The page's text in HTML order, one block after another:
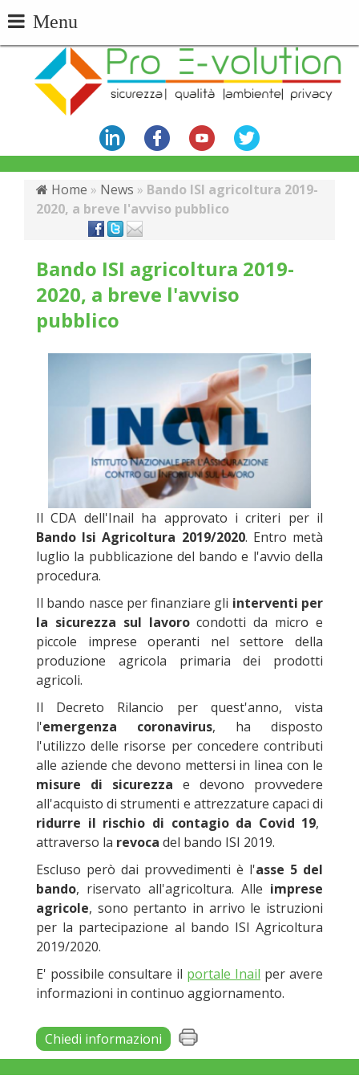
Menu
Home » News » Bando ISI agricoltura 2019-
2020, a breve l'avviso pubblico
Bando ISI agricoltura 2019-
2020, a breve l'avviso
pubblico
Il CDA dell'Inail ha approvato i criteri per il
Bando Isi Agricoltura 2019/2020. Entro metà
luglio la pubblicazione del bando e l'avvio della
procedura.
Il bando nasce per finanziare gli interventi per
la sicurezza sul lavorocondotti da micro e
piccole imprese operanti nel settore della
produzione agricola primaria dei prodotti
agricoli.
Il Decreto Rilancio per quest'anno, vista
l'emergenza coronavirus, ha disposto
l'utilizzo delle risorse per concedere contributi
alle aziende che devono mettersi in linea con le
misure di sicurezza e devono provvedere
all'acquisto di strumenti e attrezzature capaci di
ridurre il rischio di contagio da Covid 19,
attraverso la revoca del bando ISI 2019.
Escluso però dai provvedimenti è l'asse 5 del
bando, riservato all'agricoltura. Alle imprese
agricole, sono pertanto in arrivo le istruzioni
per la partecipazione al bando ISI Agricoltura
2019/2020.
E' possibile consultare il portale Inail per avere
informazioni in continuo aggiornamento.
Chiedi informazioni